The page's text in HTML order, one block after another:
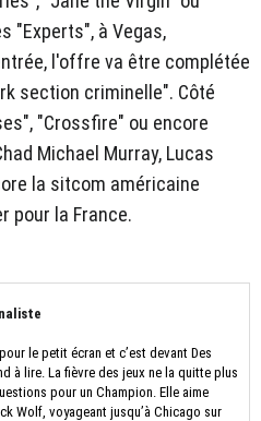
"Experts", à Vegas,
l'offre va être complétée
section criminelle". Côté
"Crossfire" ou encore
Michael Murray, Lucas
la sitcom américaine
pour la France.
le petit écran et c’est devant Des
à lire. La fièvre des jeux ne la quitte plus
pour un Champion. Elle aime
Wolf, voyageant jusqu’à Chicago sur